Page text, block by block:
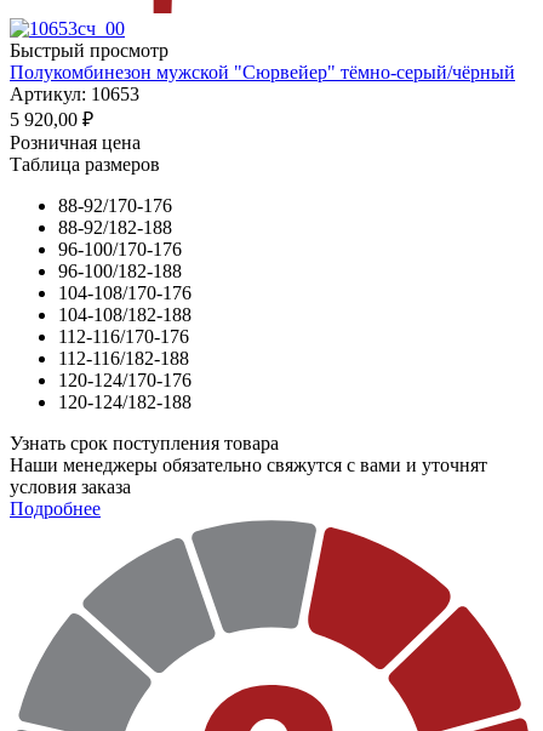
Быстрый просмотр
Полукомбинезон мужской "Сюрвейер" тёмно-серый/чёрный
Артикул: 10653
5 920,00 ₽
Розничная цена
Таблица размеров
88-92/170-176
88-92/182-188
96-100/170-176
96-100/182-188
104-108/170-176
104-108/182-188
112-116/170-176
112-116/182-188
120-124/170-176
120-124/182-188
Узнать срок поступления товара
Наши менеджеры обязательно свяжутся с вами и уточнят
условия заказа
Подробнее